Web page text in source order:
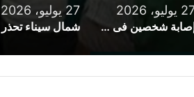
إصابة شخصين فى مشاجرة بالأسلحة البيضاء داخل سوق دماص بالدقهلية
27 يوليو، 2026
شمال سيناء تحذر من نزول البحر الأبيض المتوسط وتوضح خطورة الأمواج
25 يوليو، 2026